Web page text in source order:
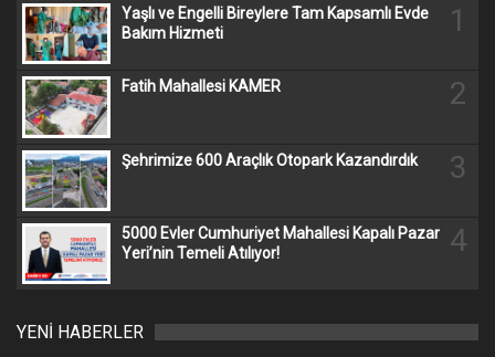
Yaşlı ve Engelli Bireylere Tam Kapsamlı Evde
Bakım Hizmeti
1
Fatih Mahallesi KAMER 2
Şehrimize 600 Araçlık Otopark Kazandırdık 3
5000 Evler Cumhuriyet Mahallesi Kapalı Pazar
Yeri’nin Temeli Atılıyor!
4
YENİ HABERLER